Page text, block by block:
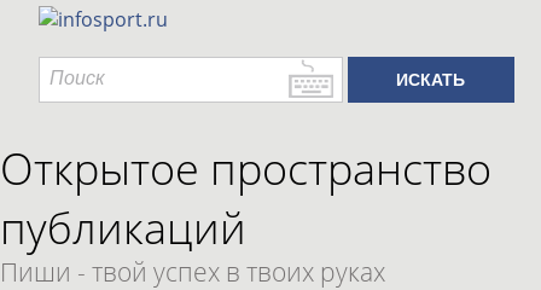
Открытое пространство
публикаций
Пиши - твой успех в твоих руках